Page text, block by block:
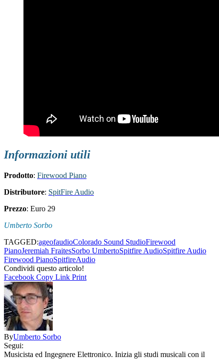
Informazioni utili
Prodotto: Firewood Piano
Distributore: SpitFire Audio
Prezzo: Euro 29
Umberto Sorbo
TAGGED:ageofaudioColorado Sound StudioFirewood
PianoJeremiah FraitesSorbo UmbertoSpitfire AudioSpitfire Audio
Firewood PianoSpitfireAudio
Condividi questo articolo!
Facebook Copy Link Print
ByUmberto Sorbo
Segui:
Musicista ed Ingegnere Elettronico. Inizia gli studi musicali con il